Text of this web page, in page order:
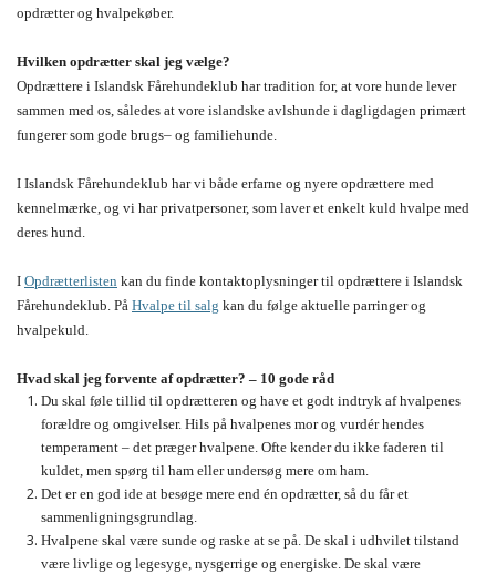
opdrætter og hvalpekøber.
Hvilken opdrætter skal jeg vælge?
Opdrættere i Islandsk Fårehundeklub har tradition for, at vore hunde lever
sammen med os, således at vore islandske avlshunde i dagligdagen primært
fungerer som gode brugs– og familiehunde.
I Islandsk Fårehundeklub har vi både erfarne og nyere opdrættere med
kennelmærke, og vi har privatpersoner, som laver et enkelt kuld hvalpe med
deres hund.
I Opdrætterlisten kan du finde kontaktoplysninger til opdrættere i Islandsk
Fårehundeklub. På Hvalpe til salg kan du følge aktuelle parringer og
hvalpekuld.
Hvad skal jeg forvente af opdrætter? – 10 gode råd
Du skal føle tillid til opdrætteren og have et godt indtryk af hvalpenes
forældre og omgivelser. Hils på hvalpenes mor og vurdér hendes
temperament – det præger hvalpene. Ofte kender du ikke faderen til
kuldet, men spørg til ham eller undersøg mere om ham.
Det er en god ide at besøge mere end én opdrætter, så du får et
sammenligningsgrundlag.
Hvalpene skal være sunde og raske at se på. De skal i udhvilet tilstand
være livlige og legesyge, nysgerrige og energiske. De skal være